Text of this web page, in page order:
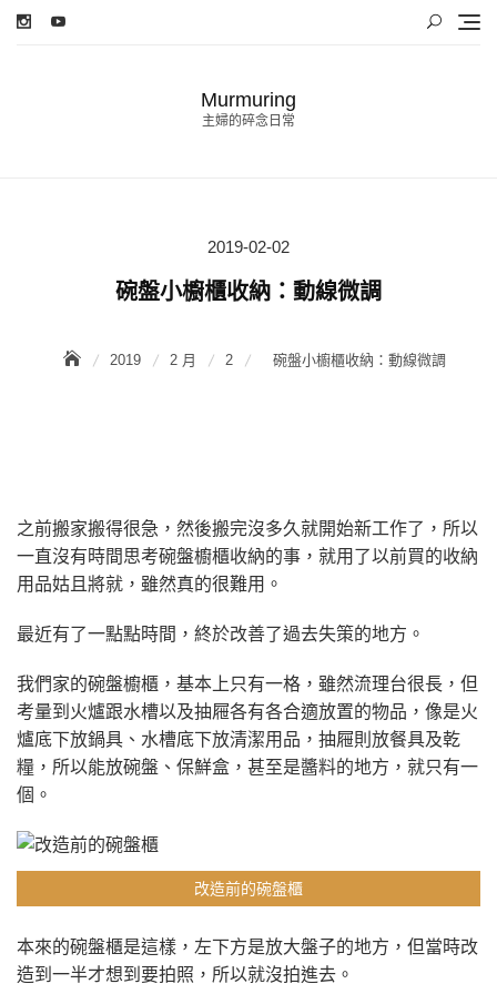
Skip
Murmuring
主婦的碎念日常
Posted
on
2019-02-02
碗盤小櫥櫃收納：動線微調
2019 2 月 2 碗盤小櫥櫃收納：動線微調
之前搬家搬得很急，然後搬完沒多久就開始新工作了，所以
一直沒有時間思考碗盤櫥櫃收納的事，就用了以前買的收納
用品姑且將就，雖然真的很難用。
最近有了一點點時間，終於改善了過去失策的地方。
我們家的碗盤櫥櫃，基本上只有一格，雖然流理台很長，但
考量到火爐跟水槽以及抽屜各有各合適放置的物品，像是火
爐底下放鍋具、水槽底下放清潔用品，抽屜則放餐具及乾
糧，所以能放碗盤、保鮮盒，甚至是醬料的地方，就只有一
個。
改造前的碗盤櫃
本來的碗盤櫃是這樣，左下方是放大盤子的地方，但當時改
造到一半才想到要拍照，所以就沒拍進去。